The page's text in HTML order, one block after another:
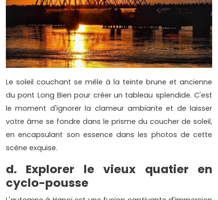
Le soleil couchant se mêle à la teinte brune et ancienne
du pont Long Bien pour créer un tableau splendide. C'est
le moment d'ignorer la clameur ambiante et de laisser
votre âme se fondre dans le prisme du coucher de soleil,
en encapsulant son essence dans les photos de cette
scène exquise.
d. Explorer le vieux quatier en
cyclo-pousse